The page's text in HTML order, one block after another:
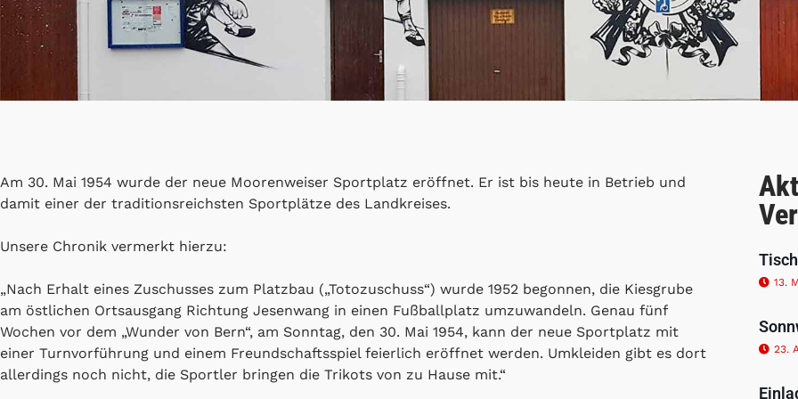
Am 30. Mai 1954 wurde der neue Moorenweiser Sportplatz eröffnet. Er ist bis heute in Betrieb und
damit einer der traditionsreichsten Sportplätze des Landkreises.
Unsere Chronik vermerkt hierzu:
„Nach Erhalt eines Zuschusses zum Platzbau („Totozuschuss“) wurde 1952 begonnen, die Kiesgrube
am östlichen Ortsausgang Richtung Jesenwang in einen Fußballplatz umzuwandeln. Genau fünf
Wochen vor dem „Wunder von Bern“, am Sonntag, den 30. Mai 1954, kann der neue Sportplatz mit
einer Turnvorführung und einem Freundschaftsspiel feierlich eröffnet werden. Umkleiden gibt es dort
allerdings noch nicht, die Sportler bringen die Trikots von zu Hause mit.“
13.
23.